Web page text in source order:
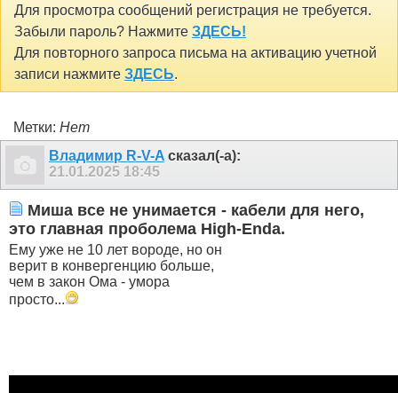
Для просмотра сообщений регистрация не требуется.
Забыли пароль? Нажмите ЗДЕСЬ!
Для повторного запроса письма на активацию учетной
записи нажмите ЗДЕСЬ.
Метки: Нет
Владимир R-V-A сказал(-а):
21.01.2025 18:45
Миша все не унимается - кабели для него,
это главная проболема High-Enda.
Ему уже не 10 лет вороде, но он
верит в конвергенцию больше,
чем в закон Ома - умора
просто...